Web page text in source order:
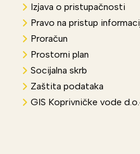
Izjava o pristupačnosti
Pravo na pristup
Proračun
Prostorni plan
Socijalna skrb
Zaštita podataka
GIS Koprivničke vode